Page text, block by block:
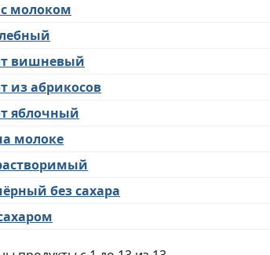
молоком
вишневый
из абрикосов
яблочный
молоке
без сахара